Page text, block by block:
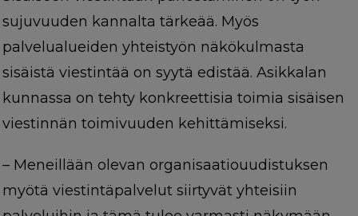
sujuvuuden kannalta tärkeää. Myös
palvelualueiden yhteistyön näkökulmasta
sisäistä viestintää on syytä edistää. Asikkalan
kunnassa on tehty konkreettisia toimia sisäisen
viestinnän toimivuuden kehittämiseksi.
– Meneillään olevan organisaatiouudistuksen
myötä viestintäpalvelut siirtyvät yhteisiin